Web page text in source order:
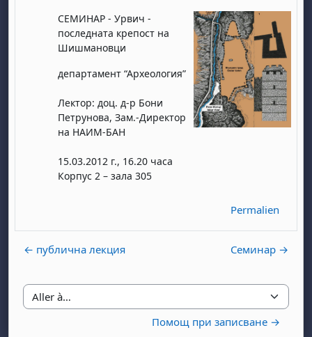
СЕМИНАР - Урвич -
последната крепост на
Шишмановци
департамент “Археология”
Лектор: доц. д-р Бони
Петрунова, Зам.-Директор
на НАИМ-БАН
15.03.2012 г., 16.20 часа
Корпус 2 – зала 305
Permalien
← публична лекция Семинар →
Aller à…
Помощ при записване →